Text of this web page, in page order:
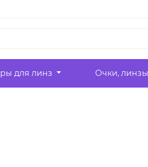
для линз Очки, линзы